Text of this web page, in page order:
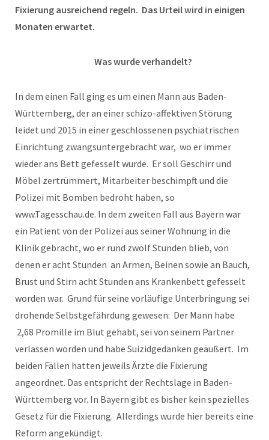
Fixierung ausreichend regeln. Das Urteil wird in einigen
Monaten erwartet.
Was wurde verhandelt?
In dem einen Fall ging es um einen Mann aus Baden-
Württemberg, der an einer schizo-affektiven Störung
leidet und 2015 in einer geschlossenen psychiatrischen
Einrichtung zwangsuntergebracht war, wo er immer
wieder ans Bett gefesselt wurde. Er soll Geschirr und
Möbel zertrümmert, Mitarbeiter beschimpft und die
Polizei mit Bomben bedroht haben, so
www.Tagesschau.de. In dem zweiten Fall aus Bayern war
ein Patient von der Polizei aus seiner Wohnung in die
Klinik gebracht, wo er rund zwölf Stunden blieb, von
denen er acht Stunden an Armen, Beinen sowie an Bauch,
Brust und Stirn acht Stunden ans Krankenbett gefesselt
worden war. Grund für seine vorläufige Unterbringung sei
drohende Selbstgefährdung gewesen: Der Mann habe
2,68 Promille im Blut gehabt, sei von seinem Partner
verlassen worden und habe Suizidgedanken geäußert. Im
beiden Fällen hatten jeweils Ärzte die Fixierung
angeordnet. Das entspricht der Rechtslage in Baden-
Württemberg vor. In Bayern gibt es bisher kein spezielles
Gesetz für die Fixierung. Allerdings wurde hier bereits eine
Reform angekündigt.